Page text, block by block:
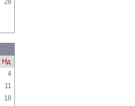
28
Нд
4
11
18